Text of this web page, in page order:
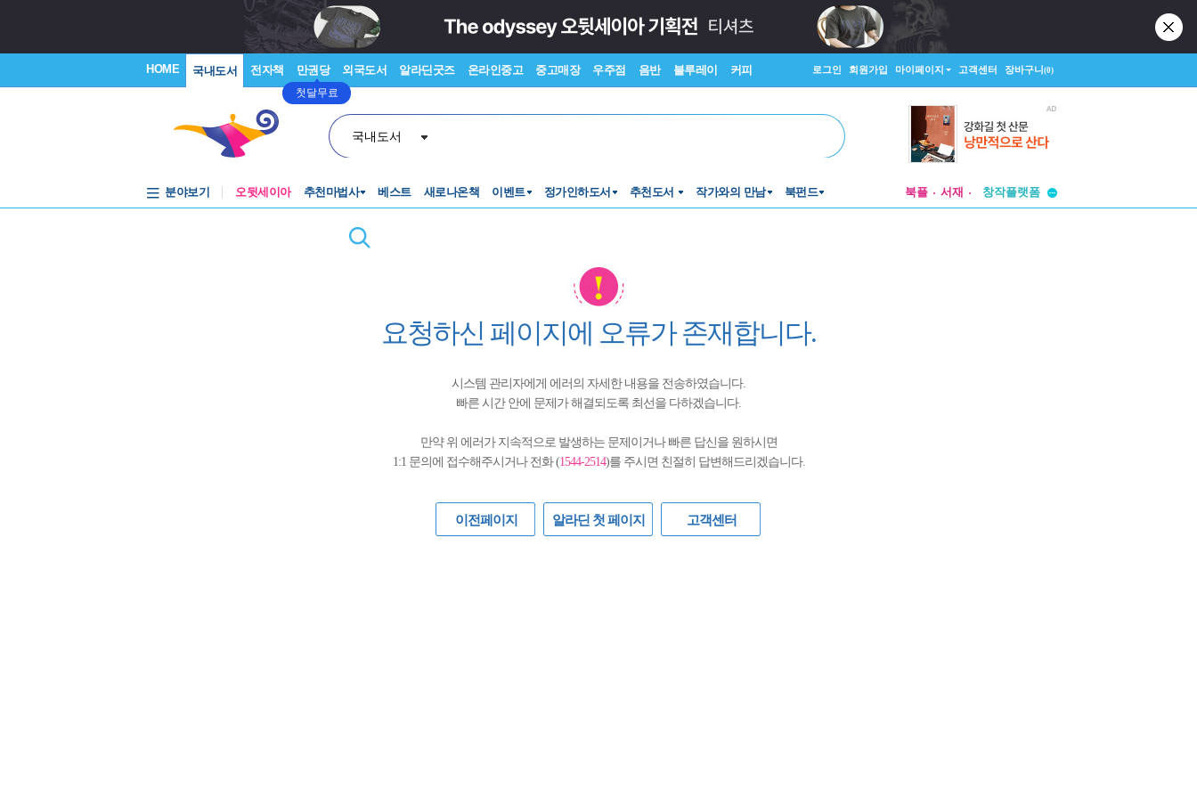
HOME 국내도서 전자책 만권당
첫달무료
외국도서 알라딘굿즈 온라인중고 중고매장 우주점 음반 블루레이 커피 로그인 회원가입 마이페이지 고객센터 장바구니(0)
국내도서
분야보기 오뒷세이아 추천마법사 베스트 새로나온책 이벤트 정가인하도서 추천도서 작가와의 만남 북펀드 북플 서재
창작플랫폼
요청하신 페이지에 오류가 존재합니다.
시스템 관리자에게 에러의 자세한 내용을 전송하였습니다.
빠른 시간 안에 문제가 해결되도록 최선을 다하겠습니다.
만약 위 에러가 지속적으로 발생하는 문제이거나 빠른 답신을 원하시면
1:1 문의에 접수해주시거나 전화 (1544-2514)를 주시면 친절히 답변해드리겠습니다.
이전페이지 알라딘 첫 페이지 고객센터